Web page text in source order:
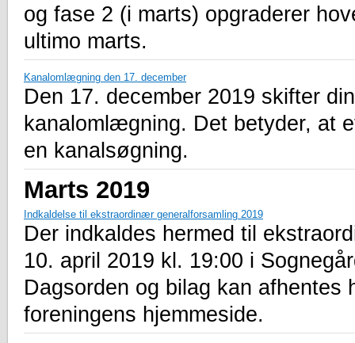
og fase 2 (i marts) opgraderer
ultimo marts.
Kanalomlægning den 17. december
Den 17. december 2019 skifter
kanalomlægning. Det betyder, at
en kanalsøgning.
Marts 2019
Indkaldelse til ekstraordinær generalforsamling 2019
Der indkaldes hermed til
10. april 2019 kl. 19:00 i
Dagsorden og bilag kan afhentes
foreningens hjemmeside.